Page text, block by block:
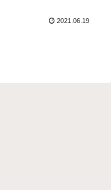
2021.06.19